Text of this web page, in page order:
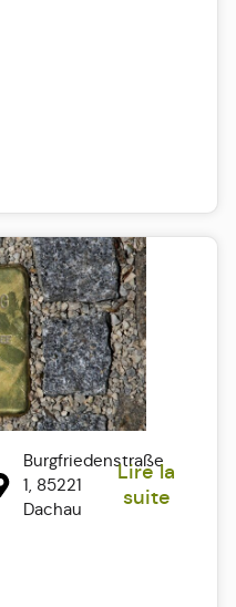
Burgfriedenstraße
1, 85221
Dachau
Lire la
suite